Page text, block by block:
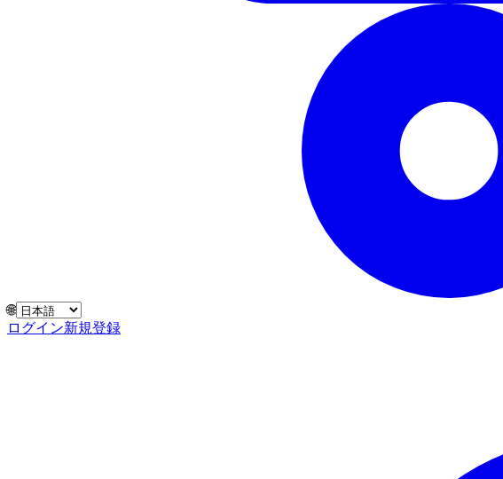
🌐
ログイン新規登録